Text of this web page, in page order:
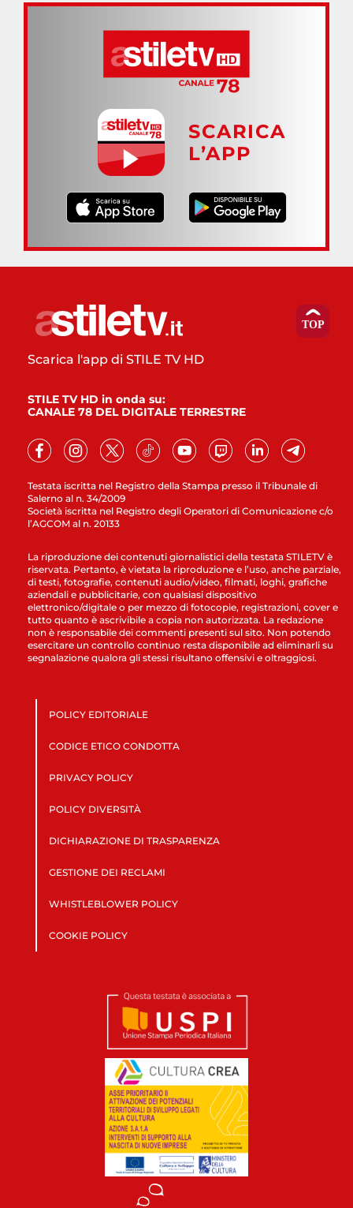
SCARICA
L’APP
Testata iscritta nel Registro della Stampa presso il Tribunale di
Salerno al n. 34/2009
Società iscritta nel Registro degli Operatori di Comunicazione c/o
l’AGCOM al n. 20133
Scarica l'app di STILE TV HD
STILE TV HD in onda su:
CANALE 78 DEL DIGITALE TERRESTRE
La riproduzione dei contenuti giornalistici della testata STILETV è
riservata. Pertanto, è vietata la riproduzione e l’uso, anche parziale,
di testi, fotografie, contenuti audio/video, filmati, loghi, grafiche
aziendali e pubblicitarie, con qualsiasi dispositivo
elettronico/digitale o per mezzo di fotocopie, registrazioni, cover e
tutto quanto è ascrivibile a copia non autorizzata. La redazione
non è responsabile dei commenti presenti sul sito. Non potendo
esercitare un controllo continuo resta disponibile ad eliminarli su
segnalazione qualora gli stessi risultano offensivi e oltraggiosi.
POLICY EDITORIALE
CODICE ETICO CONDOTTA
PRIVACY POLICY
POLICY DIVERSITÀ
DICHIARAZIONE DI TRASPARENZA
GESTIONE DEI RECLAMI
WHISTLEBLOWER POLICY
COOKIE POLICY